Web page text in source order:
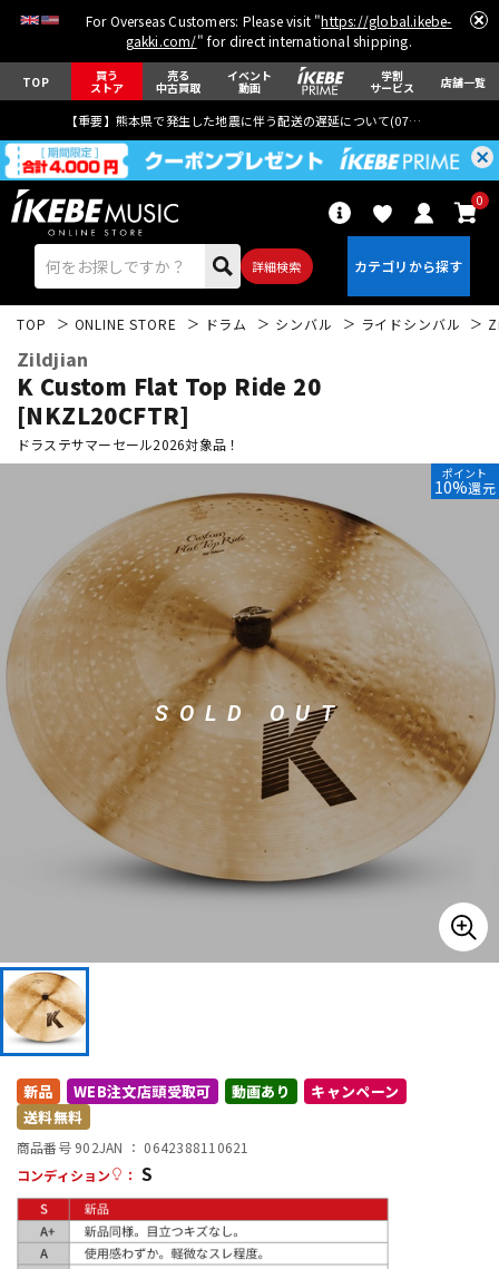
For Overseas Customers: Please visit "https://global.ikebe-
gakki.com/" for direct international shipping.
TOP 買う
ストア
売る
中古買取
イベント
動画
学割
サービス 店舗一覧
【重要】熊本県で発生した地震に伴う配送の遅延について(07月29日
詳細検索
0
エレキギター
ベース ウクレレ
ドラム パーカッション
キーボード 電子ピアノ
管楽器 その他楽器
アンプ エフェクター
配信/ライブ機器 楽器アクセサリ
中古
TOP ONLINE STORE ドラム シンバル ライドシンバル
Zildjian
K Custom Flat Top Ride 20
[NKZL20CFTR]
ドラステサマーセール2026対象品！
SOLD OUT
ポイント
10%還元
新品 WEB注文店頭受取可 動画あり
キャンペーン
送料無料
商品番号 902JAN ： 0642388110621
コンディション
： S